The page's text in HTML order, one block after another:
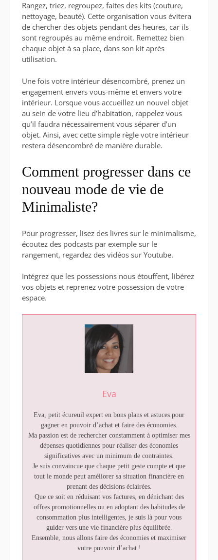
Rangez, triez, regroupez, faites des kits (couture,
nettoyage, beauté). Cette organisation vous évitera
de chercher des objets pendant des heures, car ils
sont regroupés au même endroit. Remettez bien
chaque objet à sa place, dans son kit après
utilisation.
Une fois votre intérieur désencombré, prenez un
engagement envers vous-même et envers votre
intérieur. Lorsque vous accueillez un nouvel objet
au sein de votre lieu d’habitation, rappelez vous
qu’il faudra nécessairement vous séparer d’un
objet. Ainsi, avec cette simple règle votre intérieur
restera désencombré de manière durable.
Comment progresser dans ce
nouveau mode de vie de
Minimaliste?
Pour progresser, lisez des livres sur le minimalisme,
écoutez des podcasts par exemple sur le
rangement, regardez des vidéos sur Youtube.
Intégrez que les possessions nous étouffent, libérez
vos objets et reprenez votre possession de votre
espace.
Eva
Eva, petit écureuil expert en bons plans et astuces pour
gagner en pouvoir d’achat et faire des économies.
Ma passion est de rechercher constamment à optimiser mes
dépenses quotidiennes pour réaliser des économies
significatives avec un minimum de contraintes.
Je suis convaincue que chaque petit geste compte et que
tout le monde peut améliorer sa situation financière en
prenant des décisions éclairées.
Que ce soit en réduisant vos factures, en dénichant des
offres promotionnelles ou en adoptant des habitudes de
consommation plus intelligentes, je suis là pour vous
guider vers une vie financière plus équilibrée.
Ensemble, nous allons faire des économies et maximiser
votre pouvoir d’achat !